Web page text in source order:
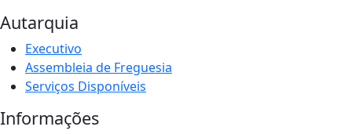
Autarquia
Executivo
Assembleia de Freguesia
Serviços Disponíveis
Informações